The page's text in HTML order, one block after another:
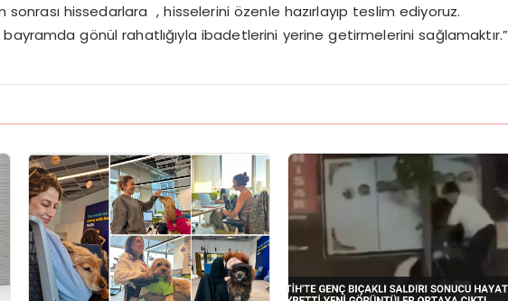
sonrası hissedarlara , hisselerini özenle hazırlayıp teslim ediyoruz.
bayramda gönül rahatlığıyla ibadetlerini yerine getirmelerini sağlamaktır.”